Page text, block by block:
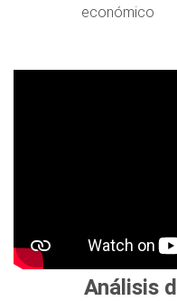
económico
Análisis